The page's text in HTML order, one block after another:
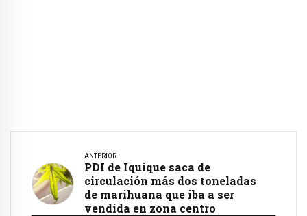
ANTERIOR
PDI de Iquique saca de
circulación más dos toneladas
de marihuana que iba a ser
vendida en zona centro